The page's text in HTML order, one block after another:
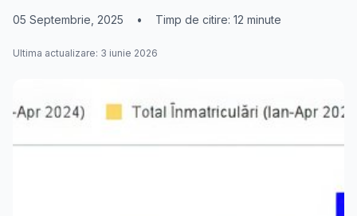
05 Septembrie, 2025 • Timp de citire: 12 minute
Ultima actualizare: 3 iunie 2026